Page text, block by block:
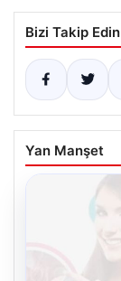
Bizi Takip Edin
Yan Manşet